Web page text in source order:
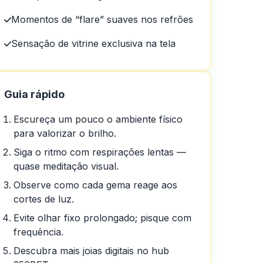
Momentos de “flare” suaves nos refrões
Sensação de vitrine exclusiva na tela
Guia rápido
Escureça um pouco o ambiente físico
para valorizar o brilho.
Siga o ritmo com respirações lentas —
quase meditação visual.
Observe como cada gema reage aos
cortes de luz.
Evite olhar fixo prolongado; pisque com
frequência.
Descubra mais joias digitais no hub